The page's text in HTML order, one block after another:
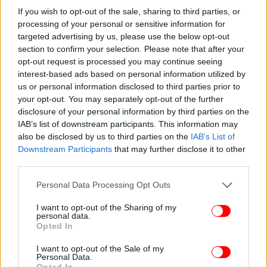
If you wish to opt-out of the sale, sharing to third parties, or
processing of your personal or sensitive information for
targeted advertising by us, please use the below opt-out
section to confirm your selection. Please note that after your
opt-out request is processed you may continue seeing
interest-based ads based on personal information utilized by
us or personal information disclosed to third parties prior to
your opt-out. You may separately opt-out of the further
disclosure of your personal information by third parties on the
IAB’s list of downstream participants. This information may
also be disclosed by us to third parties on the IAB’s List of
Downstream Participants that may further disclose it to other
Please note that this website/app uses one or more Google
not limited to your visit or usage behaviour. You may click to
grant or deny consent to Google and its third-party tags to
use your data for below specified purposes in below Google
consent section.
Personal Data Processing Opt Outs
I want to opt-out of the Sharing of my
personal data.
Opted In
I want to opt-out of the Sale of my
Personal Data.
29χρονος που σκότωσε τον πεθερό του στο Αστροχώρι
Τσίπρας: Τι εννοούσε με το «δεν αρκεί η απλή εναλλαγή
στην εξουσία» -Στόχος ανεξάρτητες αρχές, ΜΜΕ,
Δικαιοσύνη